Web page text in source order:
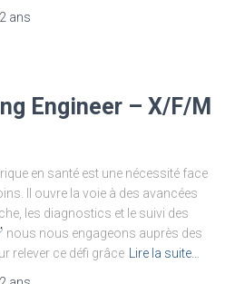
2 ans
Engineer – X/F/M
en santé est une nécessité face
Il ouvre la voie à des avancées
les diagnostics et le suivi des
nous nous engageons auprès des
relever ce défi grâce
Lire la suite…